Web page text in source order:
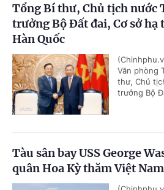
Tổng Bí thư, Chủ tịch nước
trưởng Bộ Đất đai, Cơ sở hạ
Hàn Quốc
Văn phòng
thư, Chủ
trưởng Bộ
Tàu sân bay USS George
quân Hoa Kỳ thăm Việt Nam